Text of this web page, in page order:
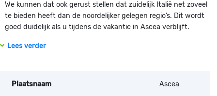
We kunnen dat ook gerust stellen dat zuidelijk Italië net zoveel
te bieden heeft dan de noordelijker gelegen regio’s. Dit wordt
goed duidelijk als u tijdens de vakantie in Ascea verblijft.
Lees verder
Plaatsnaam Ascea